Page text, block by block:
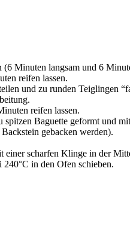
Minuten langsam und 6
reifen lassen.
und zu runden Teiglingen
reifen lassen.
Baguette geformt und
gebacken werden).
scharfen Klinge in der
in den Ofen schieben.